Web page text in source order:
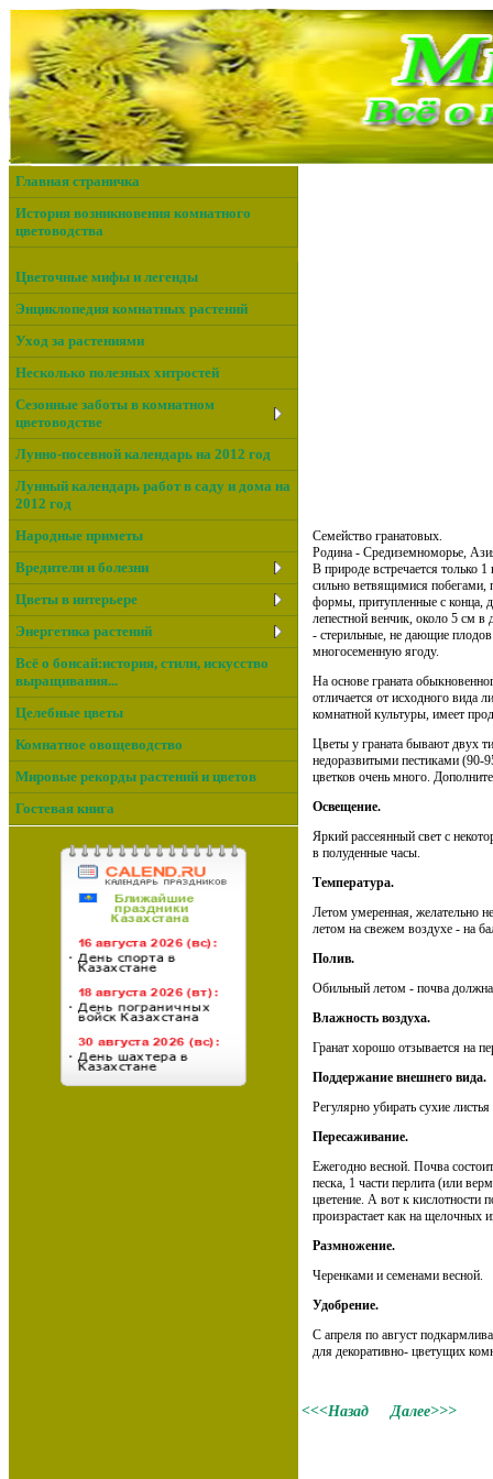
Главная страничка
История возникновения комнатного
цветоводства
Цветочные мифы и легенды
Энциклопедия комнатных растений
Уход за растениями
Несколько полезных хитростей
Сезонные заботы в комнатном
цветоводстве
Лунно-посевной календарь на 2012 год
Лунный календарь работ в саду и дома на
2012 год
Народные приметы
Вредители и болезни
Цветы в интерьере
Энергетика растений
Всё о бонсай:история, стили, искусство
выращивания...
Целебные цветы
Комнатное овощеводство
Мировые рекорды растений и цветов
Гостевая книга
Семейство гранатовых.
Родина - Средиземноморье,
В природе встречается только
сильно ветвящимися побегами,
формы, притупленные с конца,
лепестной венчик, около 5 см в
- стерильные, не дающие
многосеменную ягоду.
На основе граната
отличается от исходного вида
комнатной культуры, имеет
Цветы у граната бывают двух
недоразвитыми пестиками (90-
цветков очень много.
Освещение.
Яркий рассеянный свет с
в полуденные часы.
Температура.
Летом умеренная, желательно
летом на свежем воздухе - на
Полив.
Обильный летом - почва
Влажность воздуха.
Гранат хорошо отзывается на
Поддержание внешнего вида.
Регулярно убирать сухие
Пересаживание.
Ежегодно весной. Почва
песка, 1 части перлита (или
цветение. А вот к кислотности
произрастает как на щелочных
Размножение.
Черенками и семенами весной.
Удобрение.
С апреля по август
для декоративно- цветущих
<<<Назад Далее>>>